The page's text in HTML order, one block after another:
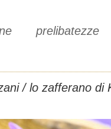
prelibatezze
/ lo zafferano di